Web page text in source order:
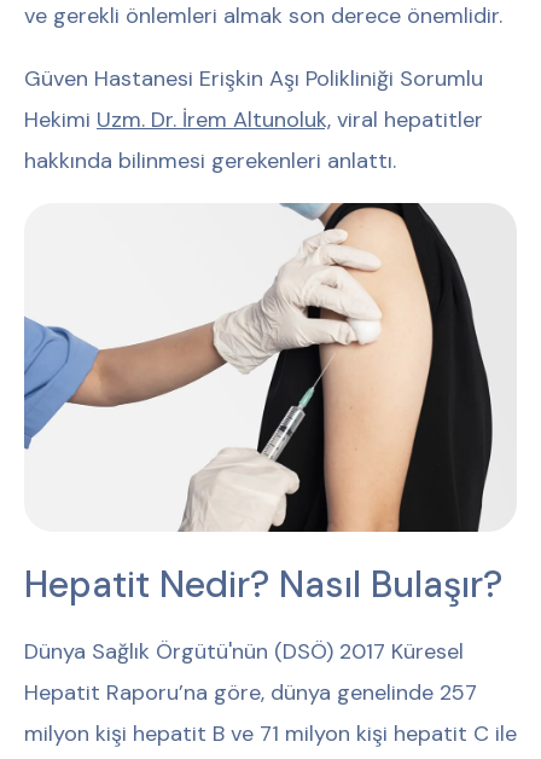
ve gerekli önlemleri almak son derece önemlidir.
Güven Hastanesi Erişkin Aşı Polikliniği Sorumlu
Hekimi Uzm. Dr. İrem Altunoluk, viral hepatitler
hakkında bilinmesi gerekenleri anlattı.
Hepatit Nedir? Nasıl Bulaşır?
Dünya Sağlık Örgütü'nün (DSÖ) 2017 Küresel
Hepatit Raporu’na göre, dünya genelinde 257
milyon kişi hepatit B ve 71 milyon kişi hepatit C ile